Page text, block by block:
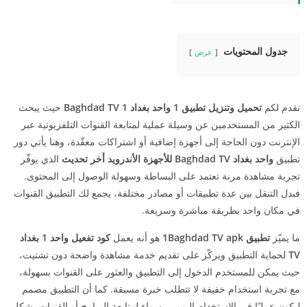
جدول المحتويات عرض
نقدم لكم تحميل وتنزيل تطبيق 1 واحد بغداد 1 Baghdad TV
حيث يبحث
الكثير من المستخدمين عن وسيلة عملية لمتابعة القنوات التلفزيونية عبر
الإنترنت دون الحاجة إلى أجهزة إضافية أو اشتراكات معقّدة، وهنا يأتي دور
تطبيق واحد بغداد Baghdad TV للأجهزة الأندرويد أخر تحديث الذي يوفّر
تجربة مشاهدة مرنة تعتمد على البساطة وسهولة الوصول إلى المحتوى.
فبدل التنقل بين عدة تطبيقات أو مصادر مختلفة، يجمع لك التطبيق القنوات
في مكان واحد بطريقة مباشرة وسريعة.
ما يميّز تطبيق 1Baghdad TV apk هو أنه يعمل
كود تفعيل واحد 1 بغداد
TV لحماية التطبيق ويركّز على تقديم خدمة مشاهدة واضحة دون تشتيت،
حيث يمكن للمستخدم الدخول إلى التطبيق والعثور على القنوات بسهولة،
مع تجربة استخدام خفيفة لا تتطلب خبرة مسبقة. كما أن التطبيق مصمم